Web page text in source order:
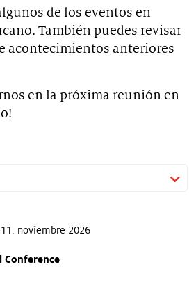
>
>
de los eventos en
También puedes revisar
acontecimientos anteriores
en la próxima reunión en
noviembre 2026
Conference